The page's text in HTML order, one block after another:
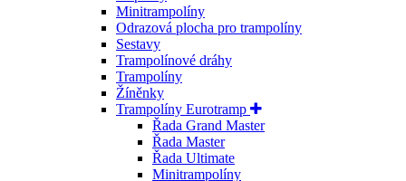
Minitrampolíny
Odrazová plocha pro trampolíny
Sestavy
Trampolínové dráhy
Trampolíny
Žíněnky
Trampolíny Eurotramp
Řada Grand Master
Řada Master
Řada Ultimate
Minitrampolíny